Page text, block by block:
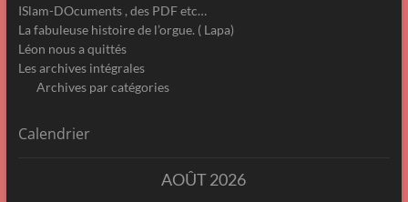
ISlam-DOcuments , des PDF etc…
La fabuleuse histoire de l’orgue. ( Lapa)
Léon nous a quittés
Les archives intégrales
Archives par catégories
Calendrier
AOÛT 2026